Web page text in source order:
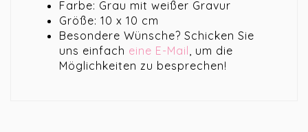
Farbe: Grau mit weißer Gravur
Größe: 10 x 10 cm
Besondere Wünsche? Schicken Sie
uns einfach eine E-Mail , um die
Möglichkeiten zu besprechen!